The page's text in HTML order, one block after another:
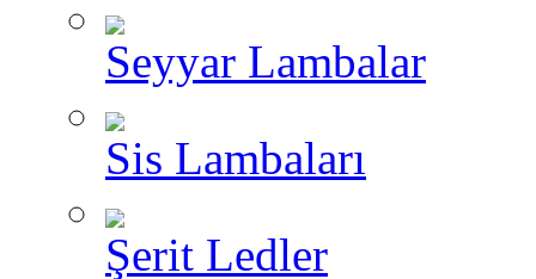
Seyyar Lambalar
Sis Lambaları
Şerit Ledler